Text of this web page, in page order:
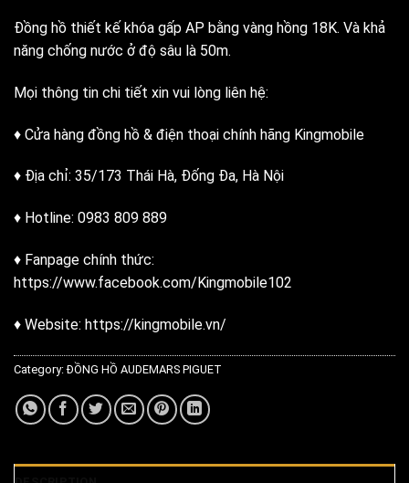
Đồng hồ thiết kế khóa gấp AP bằng vàng hồng 18K. Và khả
năng chống nước ở độ sâu là 50m.
Mọi thông tin chi tiết xin vui lòng liên hệ:
♦ Cửa hàng đồng hồ & điện thoại chính hãng Kingmobile
♦ Địa chỉ: 35/173 Thái Hà, Đống Đa, Hà Nội
♦ Hotline: 0983 809 889
♦ Fanpage chính thức:
https://www.facebook.com/Kingmobile102
♦ Website: https://kingmobile.vn/
Category:ĐỒNG HỒ AUDEMARS PIGUET